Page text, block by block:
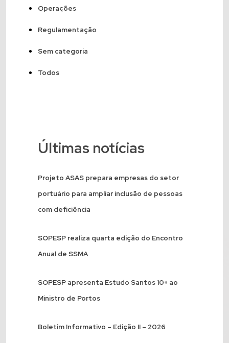
Operações
Regulamentação
Sem categoria
Todos
Últimas notícias
Projeto ASAS prepara empresas do setor
portuário para ampliar inclusão de pessoas
com deficiência
SOPESP realiza quarta edição do Encontro
Anual de SSMA
SOPESP apresenta Estudo Santos 10+ ao
Ministro de Portos
Boletim Informativo – Edição II – 2026